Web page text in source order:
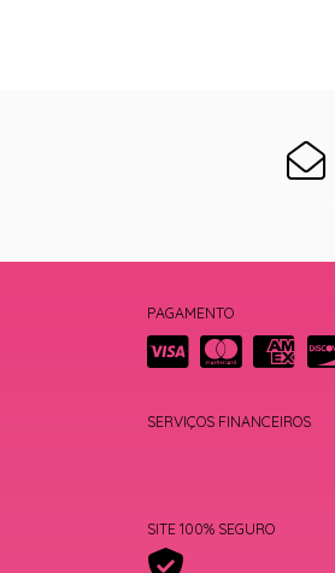
PAGAMENTO
SERVIÇOS FINANCEIROS
SITE 100% SEGURO